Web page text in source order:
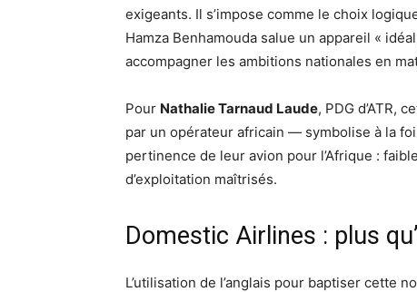
exigeants. Il s’impose comme le choix
Hamza Benhamouda salue un appareil «
accompagner les ambitions nationales en
Pour Nathalie Tarnaud Laude, PDG d’ATR,
par un opérateur africain — symbolise à la
pertinence de leur avion pour l’Afrique :
d’exploitation maîtrisés.
Domestic Airlines : plus
L’utilisation de l’anglais pour baptiser cette